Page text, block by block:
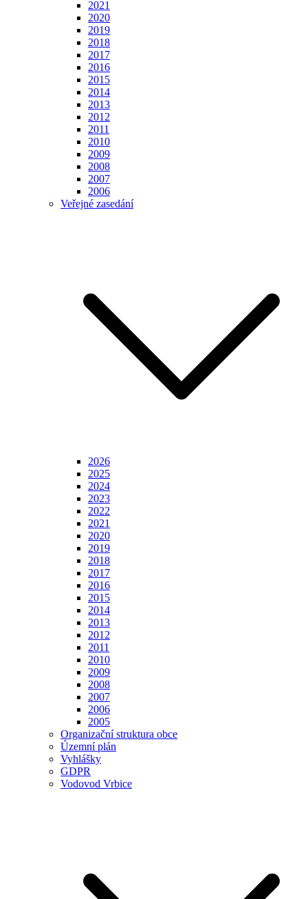
2021
2020
2019
2018
2017
2016
2015
2014
2013
2012
2011
2010
2009
2008
2007
2006
Veřejné zasedání
2026
2025
2024
2023
2022
2021
2020
2019
2018
2017
2016
2015
2014
2013
2012
2011
2010
2009
2008
2007
2006
2005
Organizační struktura obce
Územní plán
Vyhlášky
GDPR
Vodovod Vrbice